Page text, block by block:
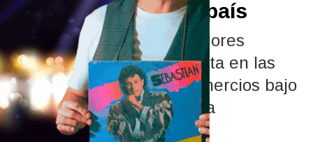
tarifas para todo el país
La actualización de los valores
impacta de forma inmediata en las
facturas de hogares y comercios bajo
el marco de la emergencia
energética vigente.